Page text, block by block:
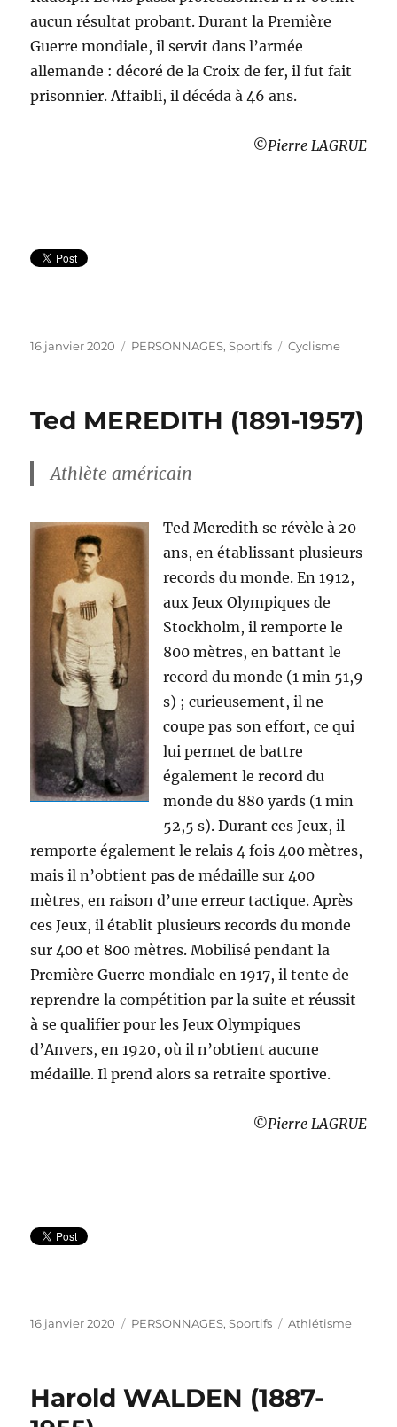
aucun résultat probant. Durant la Première
Guerre mondiale, il servit dans l’armée
allemande : décoré de la Croix de fer, il fut fait
prisonnier. Affaibli, il décéda à 46 ans.
©Pierre LAGRUE
Publié
16 janvier 2020 Catégories
PERSONNAGES,Sportifs Étiquettes
Cyclisme
Ted MEREDITH (1891-1957)
Athlète américain
Ted Meredith se révèle à 20
ans, en établissant plusieurs
records du monde. En 1912,
aux Jeux Olympiques de
Stockholm, il remporte le
800 mètres, en battant le
record du monde (1 min 51,9
s) ; curieusement, il ne
coupe pas son effort, ce qui
lui permet de battre
également le record du
monde du 880 yards (1 min
52,5 s). Durant ces Jeux, il
remporte également le relais 4 fois 400 mètres,
mais il n’obtient pas de médaille sur 400
mètres, en raison d’une erreur tactique. Après
ces Jeux, il établit plusieurs records du monde
sur 400 et 800 mètres. Mobilisé pendant la
Première Guerre mondiale en 1917, il tente de
reprendre la compétition par la suite et réussit
à se qualifier pour les Jeux Olympiques
d’Anvers, en 1920, où il n’obtient aucune
médaille. Il prend alors sa retraite sportive.
©Pierre LAGRUE
Publié
16 janvier 2020 Catégories
PERSONNAGES,Sportifs Étiquettes
Athlétisme
Harold WALDEN (1887-